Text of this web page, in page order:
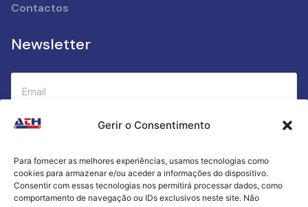
Gerir o Consentimento
Para fornecer as melhores experiências, usamos tecnologias como
cookies para armazenar e/ou aceder a informações do dispositivo.
Consentir com essas tecnologias nos permitirá processar dados, como
comportamento de navegação ou IDs exclusivos neste site. Não
Contactos
Newsletter
Submeter
Criamos a cozinha perfeita para o seu sucesso
gastronómico!